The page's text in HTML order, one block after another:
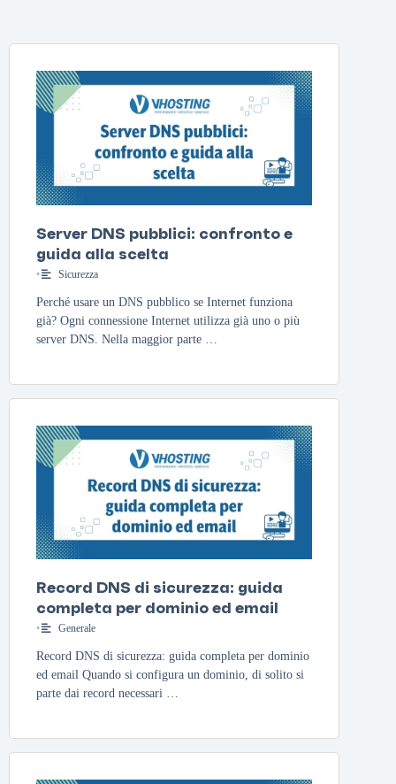
Server DNS pubblici: confronto e
guida alla scelta
• Sicurezza
Perché usare un DNS pubblico se Internet funziona
già? Ogni connessione Internet utilizza già uno o più
server DNS. Nella maggior parte …
Record DNS di sicurezza: guida
completa per dominio ed email
• Generale
Record DNS di sicurezza: guida completa per dominio
ed email Quando si configura un dominio, di solito si
parte dai record necessari …